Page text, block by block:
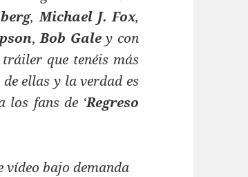
,Michael J. Fox,
,Bob Galey con
que tenéis más
ellas y la verdad es
los fans de ‘Regreso
vídeo bajo demanda